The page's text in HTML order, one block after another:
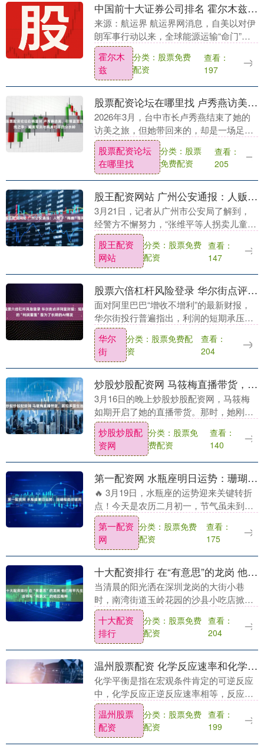
中国前十大证券公司排名 霍尔木兹海峡博弈溢出效应蔓延...｜航运界
来源：航运界 航运界网消息，自美以对伊
朗军事行动以来，全球能源运输“命门”霍
尔木兹海峡“实质关闭”导致能源价格、供
应链焦虑和航运重新进入公众视野，风险
溢出效应蔓....
霍尔木
兹
分类：股票免费
配资
查看：
197
股票配资论坛在哪里找 卢秀燕访美，引爆蓝营路线之争：媚美军购与两岸和平的分水岭
2026年3月，台中市长卢秀燕结束了她的
访美之旅，但她带回来的，却是一场足以
震撼台湾政坛的风暴。她毫不掩饰地宣示
要推行实力外交，亮出8100亿新台币的军
购计划，....
股票配资论坛
在哪里找
分类：股票
免费配资
查看：
205
股王配资网站 广州公安通报：人贩子“梅姨”落网
3月21日，记者从广州市公安局了解到，
经警方不懈努力，“张维平等人拐卖儿童
案”取得重大进展股王配资网站，犯罪嫌疑
人谢某某（女）落网，其即为该案关键人
物“梅姨”。....
股王配资
网站
分类：股票免费
配资
查看：
147
股票六倍杠杆风险登录 华尔街点评阿里财报：短期的“利润重置”是为了长期的AI爆发
面对阿里巴巴“增收不增利”的最新财报，
华尔街投行普遍指出，利润的短期承压是
加大AI投资的必然结果，市场应聚焦其长
期的“云+生成式AI”变现爆发力。 据追风交
易台....
华尔
街
分类：股票免费配
资
查看：
204
炒股炒股配资网 马筱梅直播带货，展现多面生活
3月16日的晚上炒股炒股配资网，马筱梅
如期开启了她的直播带货。那时，她刚好
是坐月子的最后一周，按理说，产后恢复
的她应该还未完全恢复体力和状态。然
而，屏幕中的她看....
炒股炒股配
资网
分类：股票免
费配资
查看：
140
第一配资网 水瓶座明日运势：珊瑚橙助你破局
🔥 3月19日，水瓶座的运势迎来关键转折
点！今天是农历二月初一，节气虽未到，
但春意已悄然萌动。今日运势中，贵人运
落在双鱼座，爱情指数虽有波折，但只要
用心经营，仍....
第一配资
网
分类：股票免费
配资
查看：
175
十大配资排行 在“有意思”的龙岗 他们用平凡生活书写“有意义”的城区精神
当清晨的阳光洒在深圳龙岗的大街小巷
时，南湾街道玉岭花园的沙县小吃店掀开
蒸笼，白雾裹着鲜香飘出门外；中午，龙
城街道紫薇社区的夫妻饭堂里，红烧肉的
醇厚香气慰劳着奔波....
十大配资
排行
分类：股票免费
配资
查看：
204
温州股票配资 化学反应速率和化学平衡知识点
化学平衡是指在宏观条件肯定的可逆反应
中，化学反应正逆反应速率相等，反应物
和生成物各组分浓度不再变更的状态，下
面是化学反应速率和化学平衡知识点，希
望考生仔细学习。....
温州股票
配资
分类：股票免费
配资
查看：
199